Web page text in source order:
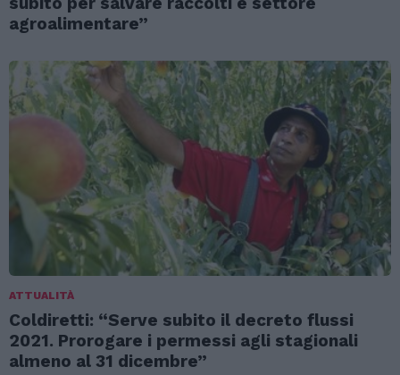
agroalimentare”
ATTUALITÀ
Coldiretti: “Serve subito il decreto flussi
2021. Prorogare i permessi agli stagionali
almeno al 31 dicembre”